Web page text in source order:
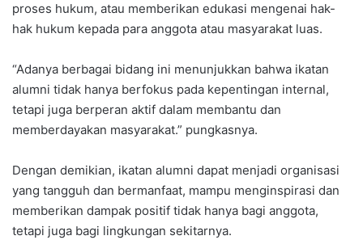
proses hukum, atau memberikan edukasi mengenai hak-
hak hukum kepada para anggota atau masyarakat luas.
“Adanya berbagai bidang ini menunjukkan bahwa ikatan
alumni tidak hanya berfokus pada kepentingan internal,
tetapi juga berperan aktif dalam membantu dan
memberdayakan masyarakat.” pungkasnya.
Dengan demikian, ikatan alumni dapat menjadi organisasi
yang tangguh dan bermanfaat, mampu menginspirasi dan
memberikan dampak positif tidak hanya bagi anggota,
tetapi juga bagi lingkungan sekitarnya.